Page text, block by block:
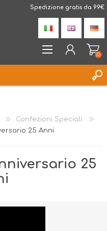
Spedizione gratis da 99€
(0)
Confezioni Speciali
25 Anni
25